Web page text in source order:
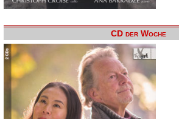
CD der Woche